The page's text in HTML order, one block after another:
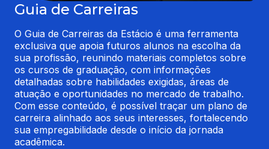
Guia de Carreiras
O Guia de Carreiras da Estácio é uma ferramenta
exclusiva que apoia futuros alunos na escolha da
sua profissão, reunindo materiais completos sobre
os cursos de graduação, com informações
detalhadas sobre habilidades exigidas, áreas de
atuação e oportunidades no mercado de trabalho.
Com esse conteúdo, é possível traçar um plano de
carreira alinhado aos seus interesses, fortalecendo
sua empregabilidade desde o início da jornada
acadêmica.